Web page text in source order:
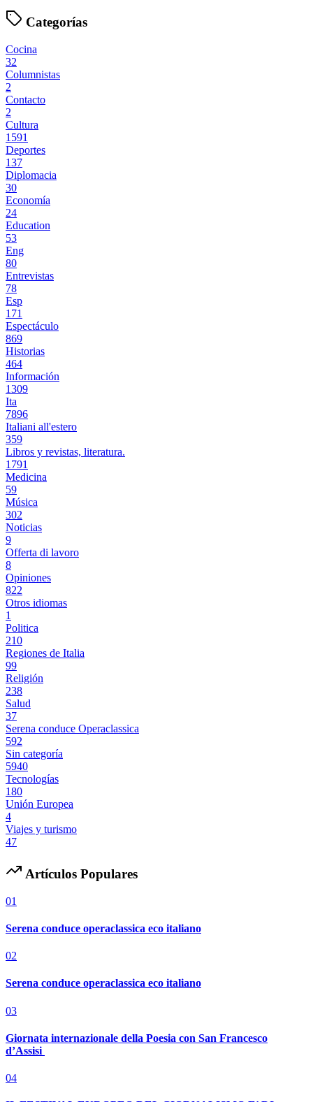
Categorías
Cocina
32
Columnistas
2
Contacto
2
Cultura
1591
Deportes
137
Diplomacia
30
Economía
24
Education
53
Eng
80
Entrevistas
78
Esp
171
Espectáculo
869
Historias
464
Información
1309
Ita
7896
Italiani all'estero
359
Libros y revistas, literatura.
1791
Medicina
59
Música
302
Noticias
9
Offerta di lavoro
8
Opiniones
822
Otros idiomas
1
Politica
210
Regiones de Italia
99
Religión
238
Salud
37
Serena conduce Operaclassica
592
Sin categoría
5940
Tecnologías
180
Unión Europea
4
Viajes y turismo
47
Artículos Populares
01
Serena conduce operaclassica eco italiano
02
Serena conduce operaclassica eco italiano
03
Giornata internazionale della Poesia con San Francesco
d’Assisi
04